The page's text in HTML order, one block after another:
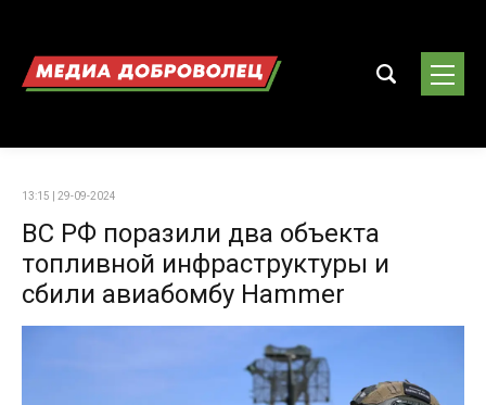
13:15 | 29-09-2024
ВС РФ поразили два объекта
топливной инфраструктуры и
сбили авиабомбу Hammer